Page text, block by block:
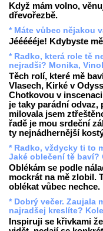
Když mám volno,
dřevořezbě.
* Máte vůbec nějakou
Jéééééje! Kdybyste
* Radko, která role tě
nejradši? Monika,
Těch rolí, které mě
Vlasech, Kirké v
Chotkovou v
je taky parádní odvaz,
milovala jsem
řadě je mou srdeční
ty nejnádhernější
* Radko, vždycky ti to
Jaké oblečení tě baví?
Oblékám se podle
mockrát na mě zlobil.
oblékat vůbec
* Dobrý večer. Zaujala
najradšej kreslíte?
Inspiruji se křivkami